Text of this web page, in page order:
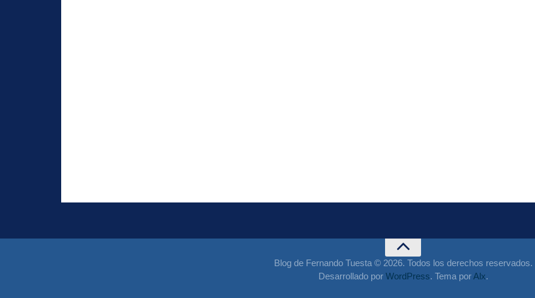
Blog de Fernando Tuesta © 2026. Todos los derechos reservados.
Desarrollado por WordPress. Tema porAlx.